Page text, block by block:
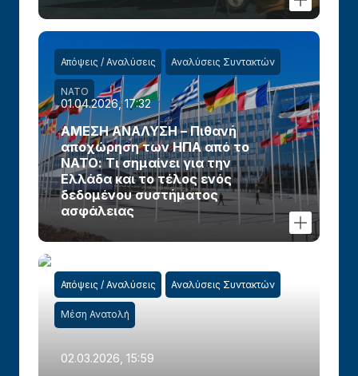
Απόψεις / Αναλύσεις Αναλύσεις Συντακτών
ΝΑΤΟ
01.04.2026, 17:32
ΑΜΕΣΗ ΑΝΑΛΥΣΗ – Πιθανή
αποχώρηση των ΗΠΑ από το
ΝΑΤΟ: Τι σημαίνει για την
Ελλάδα και το τέλος ενός
δεδομένου συστήματος
ασφάλειας
Απόψεις / Αναλύσεις Αναλύσεις Συντακτών
Μέση Ανατολή
02.03.2026, 15:59